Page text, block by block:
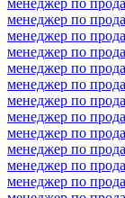
менеджер по
менеджер по
менеджер по
менеджер по
менеджер по
менеджер по
менеджер по
менеджер по
менеджер по
менеджер по
менеджер по